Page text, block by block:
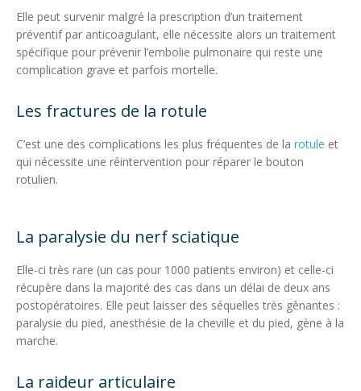
Elle peut survenir malgré la prescription d’un traitement
préventif par anticoagulant, elle nécessite alors un traitement
spécifique pour prévenir l’embolie pulmonaire qui reste une
complication grave et parfois mortelle.
Les fractures de la rotule
C’est une des complications les plus fréquentes de la rotule et
qui nécessite une réintervention pour réparer le bouton
rotulien.
La paralysie du nerf sciatique
Elle-ci très rare (un cas pour 1000 patients environ) et celle-ci
récupère dans la majorité des cas dans un délai de deux ans
postopératoires. Elle peut laisser des séquelles très gênantes :
paralysie du pied, anesthésie de la cheville et du pied, gène à la
marche.
La raideur articulaire